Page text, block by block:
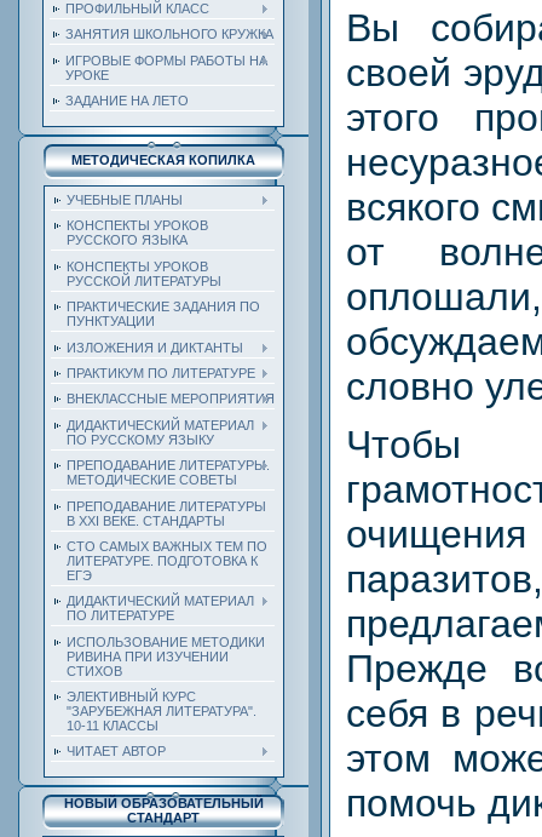
ПРОФИЛЬНЫЙ КЛАСС
ЗАНЯТИЯ ШКОЛЬНОГО КРУЖКА
ИГРОВЫЕ ФОРМЫ РАБОТЫ НА
УРОКЕ
ЗАДАНИЕ НА ЛЕТО
МЕТОДИЧЕСКАЯ КОПИЛКА
УЧЕБНЫЕ ПЛАНЫ
КОНСПЕКТЫ УРОКОВ
РУССКОГО ЯЗЫКА
КОНСПЕКТЫ УРОКОВ
РУССКОЙ ЛИТЕРАТУРЫ
ПРАКТИЧЕСКИЕ ЗАДАНИЯ ПО
ПУНКТУАЦИИ
ИЗЛОЖЕНИЯ И ДИКТАНТЫ
ПРАКТИКУМ ПО ЛИТЕРАТУРЕ
ВНЕКЛАССНЫЕ МЕРОПРИЯТИЯ
ДИДАКТИЧЕСКИЙ МАТЕРИАЛ
ПО РУССКОМУ ЯЗЫКУ
ПРЕПОДАВАНИЕ ЛИТЕРАТУРЫ.
МЕТОДИЧЕСКИЕ СОВЕТЫ
ПРЕПОДАВАНИЕ ЛИТЕРАТУРЫ
В XXI ВЕКЕ. СТАНДАРТЫ
СТО САМЫХ ВАЖНЫХ ТЕМ ПО
ЛИТЕРАТУРЕ. ПОДГОТОВКА К
ЕГЭ
ДИДАКТИЧЕСКИЙ МАТЕРИАЛ
ПО ЛИТЕРАТУРЕ
ИСПОЛЬЗОВАНИЕ МЕТОДИКИ
РИВИНА ПРИ ИЗУЧЕНИИ
СТИХОВ
ЭЛЕКТИВНЫЙ КУРС
"ЗАРУБЕЖНАЯ ЛИТЕРАТУРА".
10-11 КЛАССЫ
ЧИТАЕТ АВТОР
НОВЫЙ ОБРАЗОВАТЕЛЬНЫЙ
СТАНДАРТ
Вы
своей
этого
всякого
от
словно
Прежде
себя в
этом
помочь